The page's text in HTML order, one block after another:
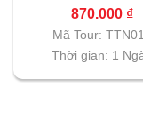
870.000 ₫
Mã Tour:
Thời gian: 1